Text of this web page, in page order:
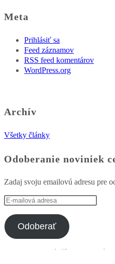
Meta
Prihlásiť sa
Feed záznamov
RSS feed komentárov
WordPress.org
Archív
Všetky články
Odoberanie noviniek
Zadaj svoju emailovú adresu pre
E-
adresa
Odoberať
Pridajte sa k 7 ďalším odberateľom